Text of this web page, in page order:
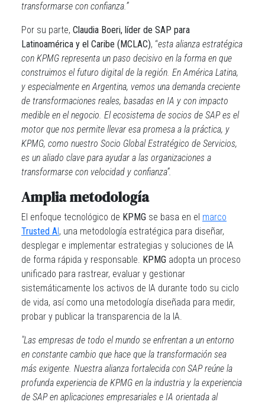
transformarse con confianza.”
Por su parte, Claudia Boeri, líder de SAP para
Latinoamérica y el Caribe (MCLAC), “esta alianza estratégica
con KPMG representa un paso decisivo en la forma en que
construimos el futuro digital de la región. En América Latina,
y especialmente en Argentina, vemos una demanda creciente
de transformaciones reales, basadas en IA y con impacto
medible en el negocio. El ecosistema de socios de SAP es el
motor que nos permite llevar esa promesa a la práctica, y
KPMG, como nuestro Socio Global Estratégico de Servicios,
es un aliado clave para ayudar a las organizaciones a
transformarse con velocidad y confianza”.
Amplia metodología
El enfoque tecnológico de KPMG se basa en el marco
Trusted AI, una metodología estratégica para diseñar,
desplegar e implementar estrategias y soluciones de IA
de forma rápida y responsable. KPMG adopta un proceso
unificado para rastrear, evaluar y gestionar
sistemáticamente los activos de IA durante todo su ciclo
de vida, así como una metodología diseñada para medir,
probar y publicar la transparencia de la IA.
"Las empresas de todo el mundo se enfrentan a un entorno
en constante cambio que hace que la transformación sea
más exigente. Nuestra alianza fortalecida con SAP reúne la
profunda experiencia de KPMG en la industria y la experiencia
de SAP en aplicaciones empresariales e IA orientada al